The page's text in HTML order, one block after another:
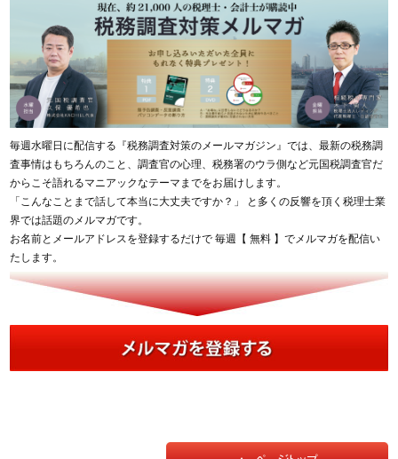
毎週水曜日に配信する『税務調査対策のメールマガジン』では、最新の税務調
査事情はもちろんのこと、調査官の心理、税務署のウラ側など元国税調査官だ
からこそ語れるマニアックなテーマまでをお届けします。
「こんなことまで話して本当に大丈夫ですか？」 と多くの反響を頂く税理士業
界では話題のメルマガです。
お名前とメールアドレスを登録するだけで 毎週【 無料 】でメルマガを配信い
たします。